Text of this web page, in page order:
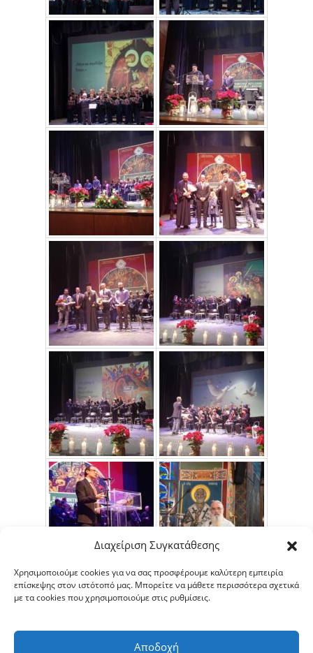
Διαχείριση Συγκατάθεσης
Χρησιμοποιούμε cookies για να σας προσφέρουμε καλύτερη εμπειρία
επίσκεψης στον ιστότοπό μας. Μπορείτε να μάθετε περισσότερα σχετικά
με τα cookies που χρησιμοποιούμε στις ρυθμίσεις.
Αποδοχή